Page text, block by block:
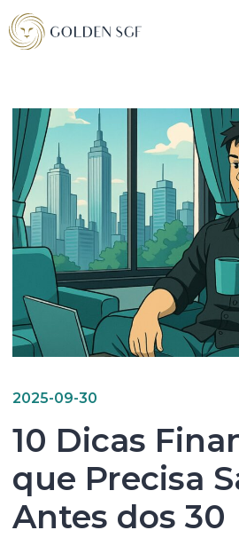
2025-09-30
10 Dicas
que Precisa
Antes dos 30